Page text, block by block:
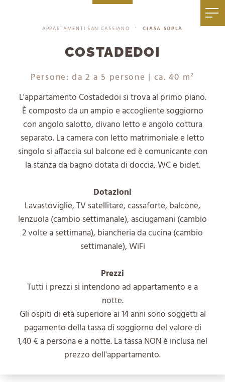
APPARTAMENTI SAN CASSIANO • CIASA SOPLÀ
COSTADEDOI
Persone: da 2 a 5 persone | ca. 40 m²
L'appartamento Costadedoi si trova al primo piano.
È composto da un ampio e accogliente soggiorno
con angolo salotto, divano letto e angolo cottura
separato. La camera con letto matrimoniale e letto
singolo si affaccia sul balcone ed è comunicante con
la stanza da bagno dotata di doccia, WC e bidet.
Dotazioni
Lavastoviglie, TV satellitare, cassaforte, balcone,
lenzuola (cambio settimanale), asciugamani (cambio
2 volte a settimana), biancheria da cucina (cambio
settimanale), WiFi
Prezzi
Tutti i prezzi si intendono ad appartamento e a
notte.
Gli ospiti di età superiore ai 14 anni sono soggetti al
pagamento della tassa di soggiorno del valore di
1,40 € a persona e a notte. La tassa NON è inclusa nel
prezzo dell'appartamento.